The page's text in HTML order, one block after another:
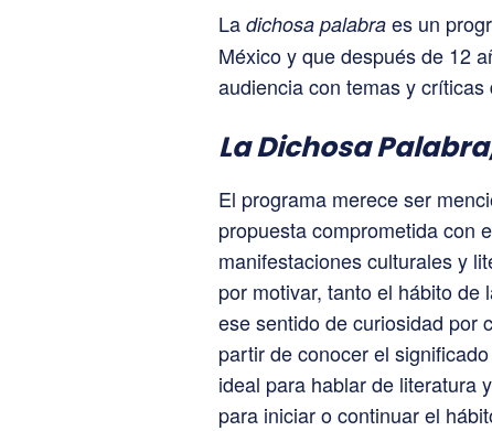
La dichosa palabra es un
México y que después de 12
audiencia con temas y
La Dichosa
El programa merece ser
propuesta comprometida con
manifestaciones culturales y
por motivar, tanto el hábito
ese sentido de curiosidad por
partir de conocer el
ideal para hablar de literatura
para iniciar o continuar el